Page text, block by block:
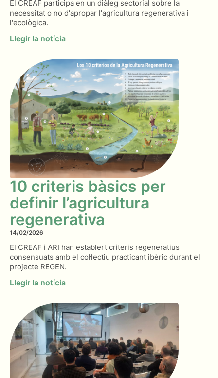
El CREAF participa en un diàleg sectorial sobre la
necessitat o no d'apropar l'agricultura regenerativa i
l'ecològica.
Llegir la notícia
10 criteris bàsics per
definir l’agricultura
regenerativa
14/02/2026
El CREAF i ARI han establert criteris regeneratius
consensuats amb el col·lectiu practicant ibèric durant el
projecte REGEN.
Llegir la notícia